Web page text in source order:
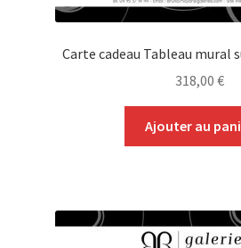
Carte cadeau Tableau mural
318,00 €
Ajouter au